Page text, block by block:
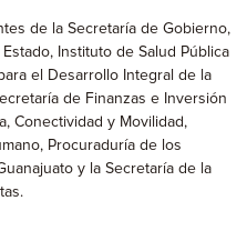
de la Secretaría de Gobierno,
Instituto de Salud Pública
el Desarrollo Integral de la
de Finanzas e Inversión
Conectividad y Movilidad,
Procuraduría de los
y la Secretaría de la